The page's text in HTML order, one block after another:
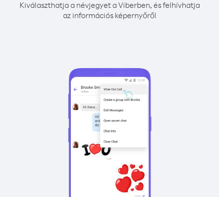
Kiválaszthatja a névjegyet a Viberben, és felhívhatja
az információs képernyőről